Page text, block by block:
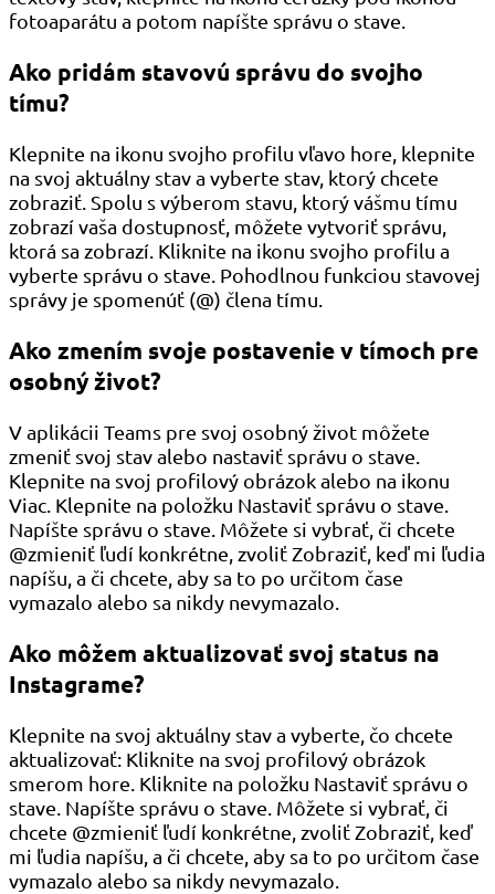
fotoaparátu a potom napíšte správu o stave.
Ako pridám stavovú správu do svojho
tímu?
Klepnite na ikonu svojho profilu vľavo hore, klepnite
na svoj aktuálny stav a vyberte stav, ktorý chcete
zobraziť. Spolu s výberom stavu, ktorý vášmu tímu
zobrazí vaša dostupnosť, môžete vytvoriť správu,
ktorá sa zobrazí. Kliknite na ikonu svojho profilu a
vyberte správu o stave. Pohodlnou funkciou stavovej
správy je spomenúť (@) člena tímu.
Ako zmením svoje postavenie v tímoch pre
osobný život?
V aplikácii Teams pre svoj osobný život môžete
zmeniť svoj stav alebo nastaviť správu o stave.
Klepnite na svoj profilový obrázok alebo na ikonu
Viac. Klepnite na položku Nastaviť správu o stave.
Napíšte správu o stave. Môžete si vybrať, či chcete
@zmieniť ľudí konkrétne, zvoliť Zobraziť, keď mi ľudia
napíšu, a či chcete, aby sa to po určitom čase
vymazalo alebo sa nikdy nevymazalo.
Ako môžem aktualizovať svoj status na
Instagrame?
Klepnite na svoj aktuálny stav a vyberte, čo chcete
aktualizovať: Kliknite na svoj profilový obrázok
smerom hore. Kliknite na položku Nastaviť správu o
stave. Napíšte správu o stave. Môžete si vybrať, či
chcete @zmieniť ľudí konkrétne, zvoliť Zobraziť, keď
mi ľudia napíšu, a či chcete, aby sa to po určitom čase
vymazalo alebo sa nikdy nevymazalo.